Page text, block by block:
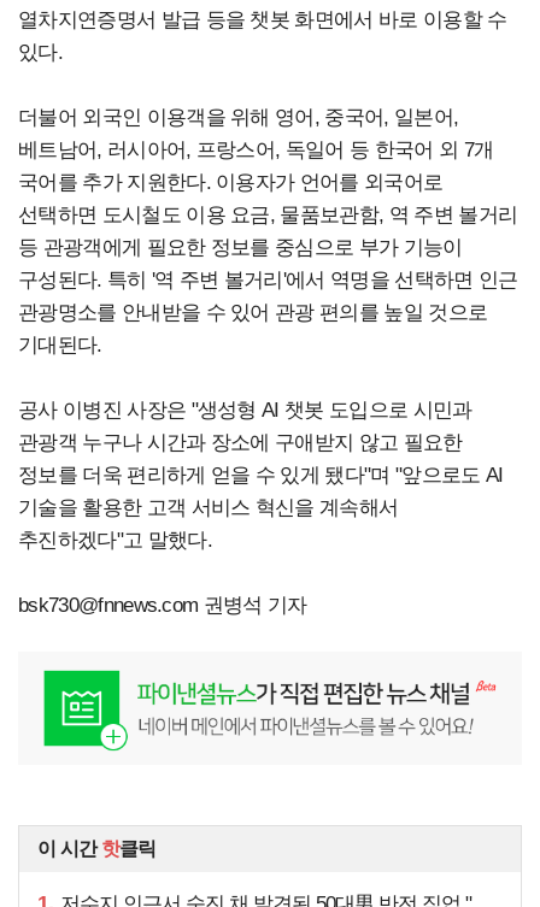
열차지연증명서 발급 등을 챗봇 화면에서 바로 이용할 수
있다.
더불어 외국인 이용객을 위해 영어, 중국어, 일본어,
베트남어, 러시아어, 프랑스어, 독일어 등 한국어 외 7개
국어를 추가 지원한다. 이용자가 언어를 외국어로
선택하면 도시철도 이용 요금, 물품보관함, 역 주변 볼거리
등 관광객에게 필요한 정보를 중심으로 부가 기능이
구성된다. 특히 '역 주변 볼거리'에서 역명을 선택하면 인근
관광명소를 안내받을 수 있어 관광 편의를 높일 것으로
기대된다.
공사 이병진 사장은 "생성형 AI 챗봇 도입으로 시민과
관광객 누구나 시간과 장소에 구애받지 않고 필요한
정보를 더욱 편리하게 얻을 수 있게 됐다"며 "앞으로도 AI
기술을 활용한 고객 서비스 혁신을 계속해서
추진하겠다"고 말했다.
bsk730@fnnews.com 권병석 기자
이 시간핫클릭